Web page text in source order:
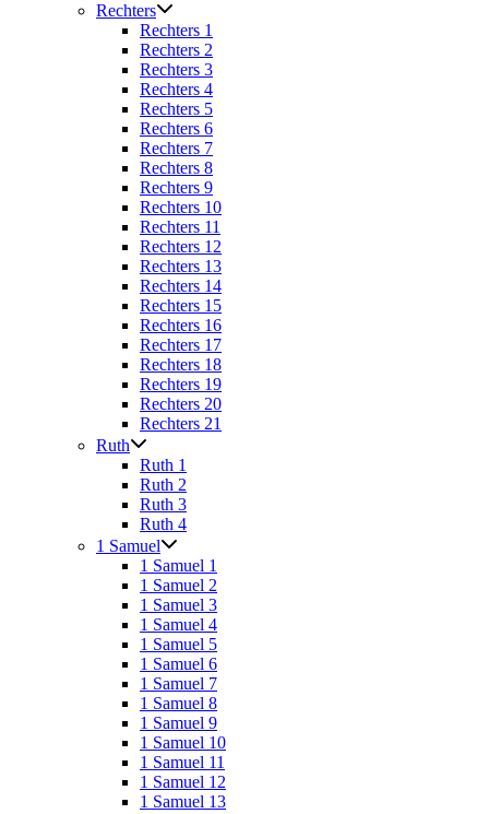
Rechters
Rechters 1
Rechters 2
Rechters 3
Rechters 4
Rechters 5
Rechters 6
Rechters 7
Rechters 8
Rechters 9
Rechters 10
Rechters 11
Rechters 12
Rechters 13
Rechters 14
Rechters 15
Rechters 16
Rechters 17
Rechters 18
Rechters 19
Rechters 20
Rechters 21
Ruth
Ruth 1
Ruth 2
Ruth 3
Ruth 4
1 Samuel
1 Samuel 1
1 Samuel 2
1 Samuel 3
1 Samuel 4
1 Samuel 5
1 Samuel 6
1 Samuel 7
1 Samuel 8
1 Samuel 9
1 Samuel 10
1 Samuel 11
1 Samuel 12
1 Samuel 13